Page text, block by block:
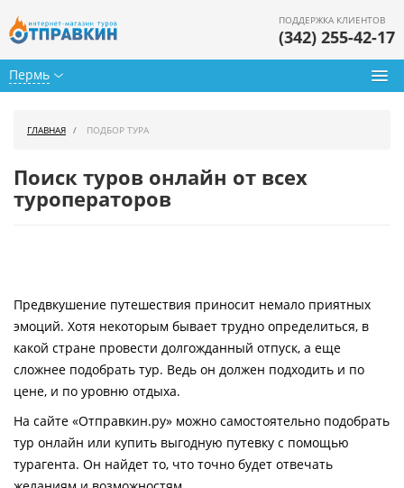
Пермь
ПОДДЕРЖКА КЛИЕНТОВ
(342) 255-42-17
Горящие туры
Страны
Как купить
Контакты
ГЛАВНАЯ ПОДБОР ТУРА
Поиск туров онлайн от всех
туроператоров
Предвкушение путешествия приносит немало приятных
эмоций. Хотя некоторым бывает трудно определиться, в
какой стране провести долгожданный отпуск, а еще
сложнее подобрать тур. Ведь он должен подходить и по
цене, и по уровню отдыха.
На сайте «Отправкин.ру» можно самостоятельно подобрать
тур онлайн или купить выгодную путевку с помощью
турагента. Он найдет то, что точно будет отвечать